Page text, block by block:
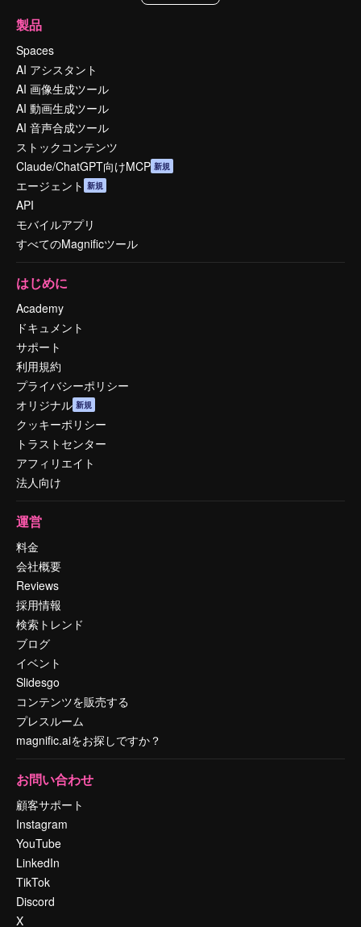
製品
Spaces
AI アシスタント
AI 画像生成ツール
AI 動画生成ツール
AI 音声合成ツール
ストックコンテンツ
Claude/ChatGPT向けMCP 新規
エージェント 新規
API
モバイルアプリ
すべてのMagnificツール
はじめに
Academy
ドキュメント
サポート
利用規約
プライバシーポリシー
オリジナル 新規
クッキーポリシー
トラストセンター
アフィリエイト
法人向け
運営
料金
会社概要
Reviews
採用情報
検索トレンド
ブログ
イベント
Slidesgo
コンテンツを販売する
プレスルーム
magnific.aiをお探しですか？
お問い合わせ
顧客サポート
Instagram
YouTube
LinkedIn
TikTok
Discord
X